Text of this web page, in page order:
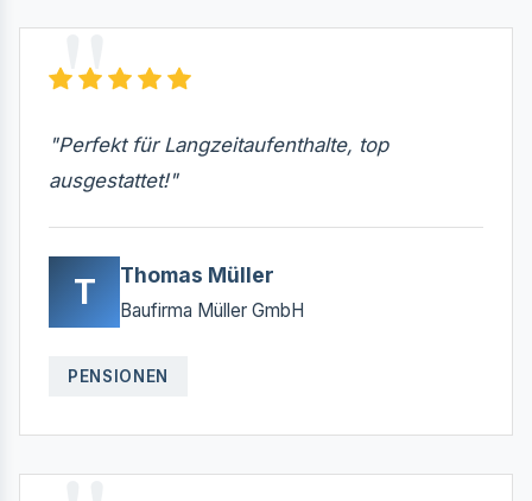
"Perfekt für Langzeitaufenthalte, top
ausgestattet!"
T Thomas Müller
Baufirma Müller GmbH
PENSIONEN